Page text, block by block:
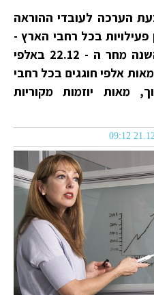
הערכה לעובדי ההוראה
פעילויות בכל רחבי הארץ -
אירועי 'יום המורה' ייחגגו השנה מחר ה - 22.12 באלפי
אלפי חוגגים בכל רחבי
מאות יוזמות מקוריות